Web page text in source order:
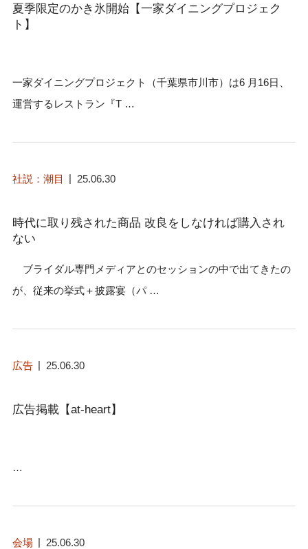
夏季限定のかき氷開始【一家ダイニングプロジェク
ト】
一家ダイニングプロジェクト（千葉県市川市）は6 月16日、
運営するレストラン『T …
社説：潮目 25.06.30
時代に取り残された商品 改良をしなければ購入され
ない
ブライダル専門メディアとのセッションの中で出てきたの
が、従来の挙式＋披露宴（パ …
広告 25.06.30
広告掲載【at-heart】
…
会場 25.06.30